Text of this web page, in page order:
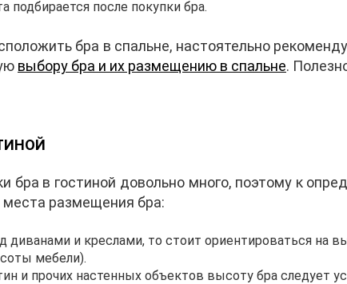
подбирается после покупки бра.
бра в спальне, настоятельно
выбору бра и их размещению в спальне.
бра в гостиной довольно много, поэтому к
места размещения бра:
диванами и креслами, то стоит ориентироваться на
мебели).
и прочих настенных объектов высоту бра следует